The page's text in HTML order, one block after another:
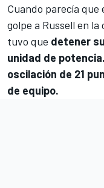
Cuando parecía
golpe a Russell en
tuvo que detener
unidad de
oscilación de 21
de equipo.